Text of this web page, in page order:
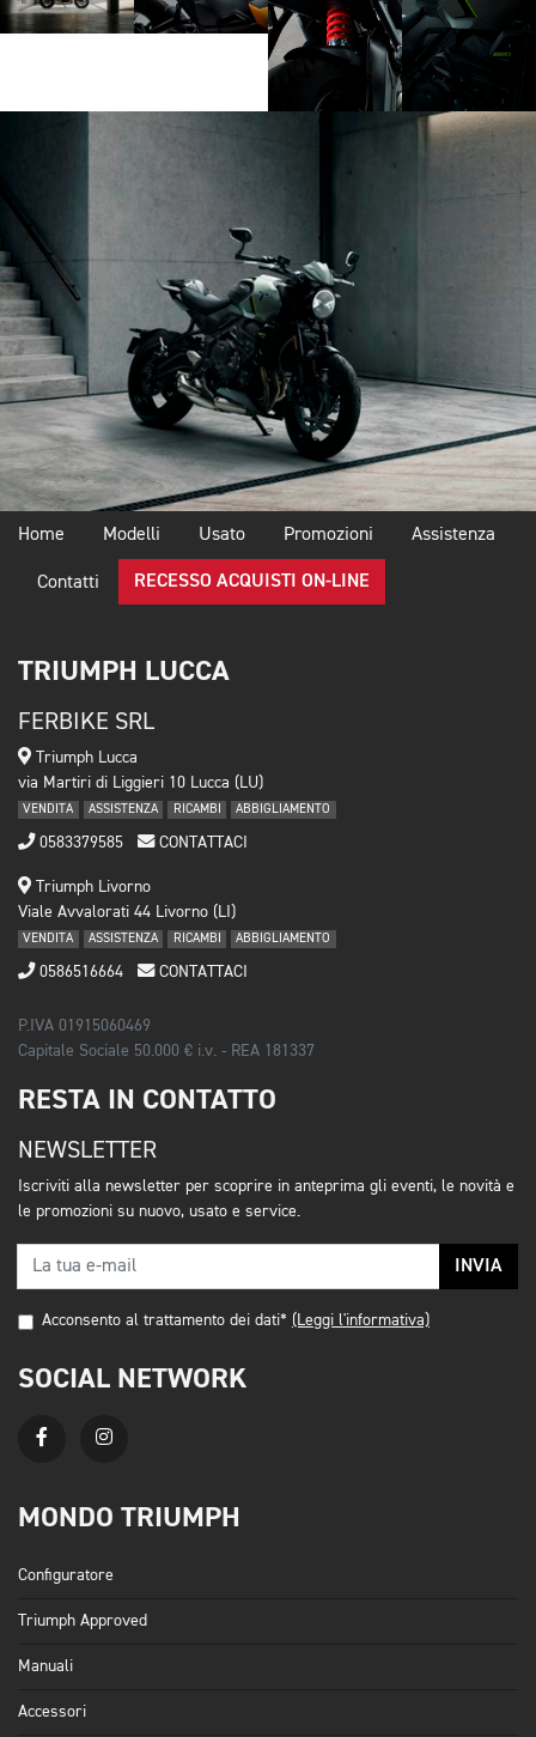
Home Modelli Usato Promozioni Assistenza
Contatti RECESSO ACQUISTI ON-LINE
TRIUMPH LUCCA
FERBIKE SRL
Triumph Lucca
via Martiri di Liggieri 10 Lucca (LU)
VENDITA ASSISTENZA RICAMBI ABBIGLIAMENTO
0583379585 CONTATTACI
Triumph Livorno
Viale Avvalorati 44 Livorno (LI)
VENDITA ASSISTENZA RICAMBI ABBIGLIAMENTO
0586516664 CONTATTACI
P.IVA 01915060469
Capitale Sociale 50.000 € i.v. - REA 181337
RESTA IN CONTATTO
NEWSLETTER
Iscriviti alla newsletter per scoprire in anteprima gli eventi, le novità e
le promozioni su nuovo, usato e service.
INVIA
Acconsento al trattamento dei dati* (Leggi l'informativa)
SOCIAL NETWORK
MONDO TRIUMPH
Configuratore
Triumph Approved
Manuali
Accessori